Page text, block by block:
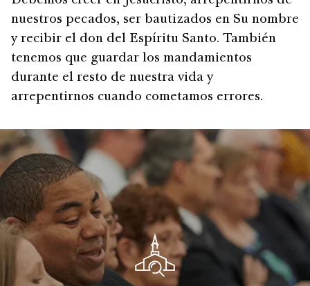
nuestros pecados, ser bautizados en Su nombre
y recibir el don del Espíritu Santo. También
tenemos que guardar los mandamientos
durante el resto de nuestra vida y
arrepentirnos cuando cometamos errores.